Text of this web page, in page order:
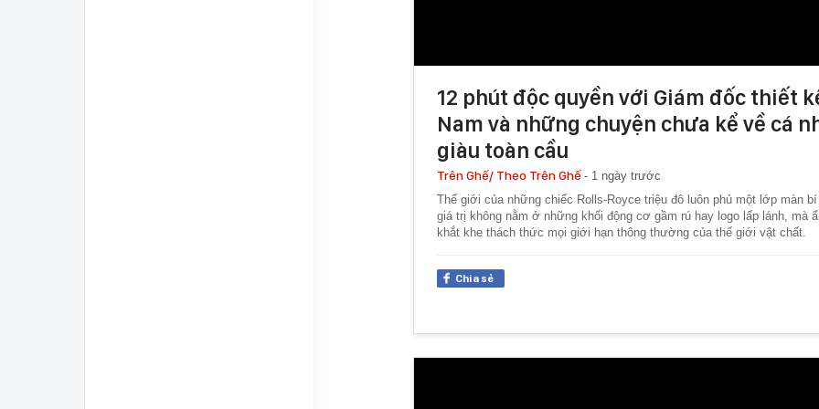
12 phút độc quyền với Giám đốc thiết
Nam và những chuyện chưa kể về cá
giàu toàn cầu
Trên Ghế/ Theo Trên Ghế - 1 ngày trước
Thế giới của những chiếc Rolls-Royce triệu đô luôn phủ một lớp màn
giá trị không nằm ở những khối động cơ gầm rú hay logo lấp lánh, mà
khắt khe thách thức mọi giới hạn thông thường của thế giới vật chất.
Chia sẻ